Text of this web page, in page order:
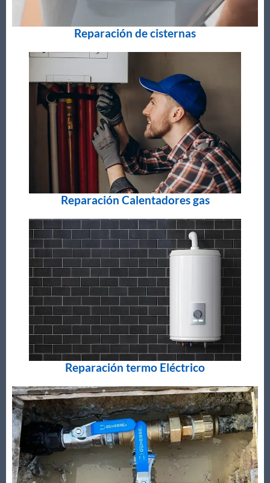
Reparación de cisternas
Reparación Calentadores gas
Reparación termo Eléctrico